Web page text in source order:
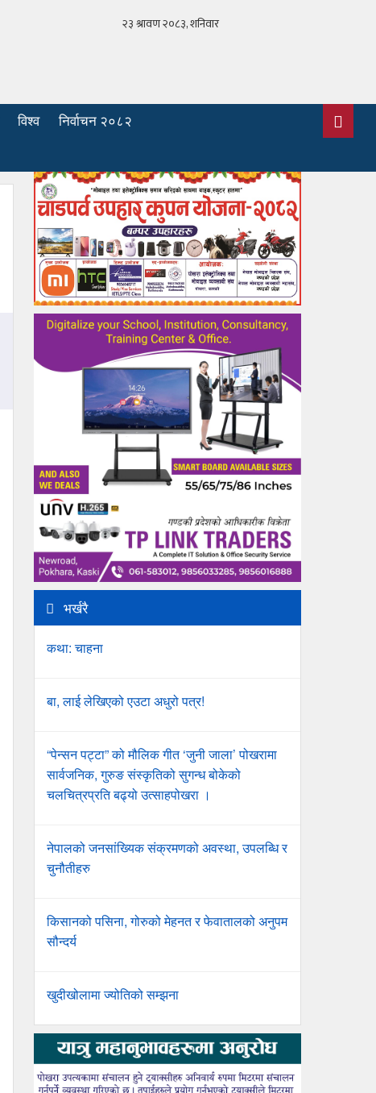
विश्व निर्वाचन २०८२
भर्खरै
कथा: चाहना
बा, लाई लेखिएको एउटा अधुरो पत्र!
“पेन्सन पट्टा” को मौलिक गीत ‘जुनी जाला’ पोखरामा
सार्वजनिक, गुरुङ संस्कृतिको सुगन्ध बोकेको
चलचित्रप्रति बढ्यो उत्साहपोखरा ।
नेपालको जनसांख्यिक संक्रमणको अवस्था, उपलब्धि र
चुनौतीहरु
किसानको पसिना, गोरुको मेहनत र फेवातालको अनुपम
सौन्दर्य
खुदीखोलामा ज्योतिको सम्झना